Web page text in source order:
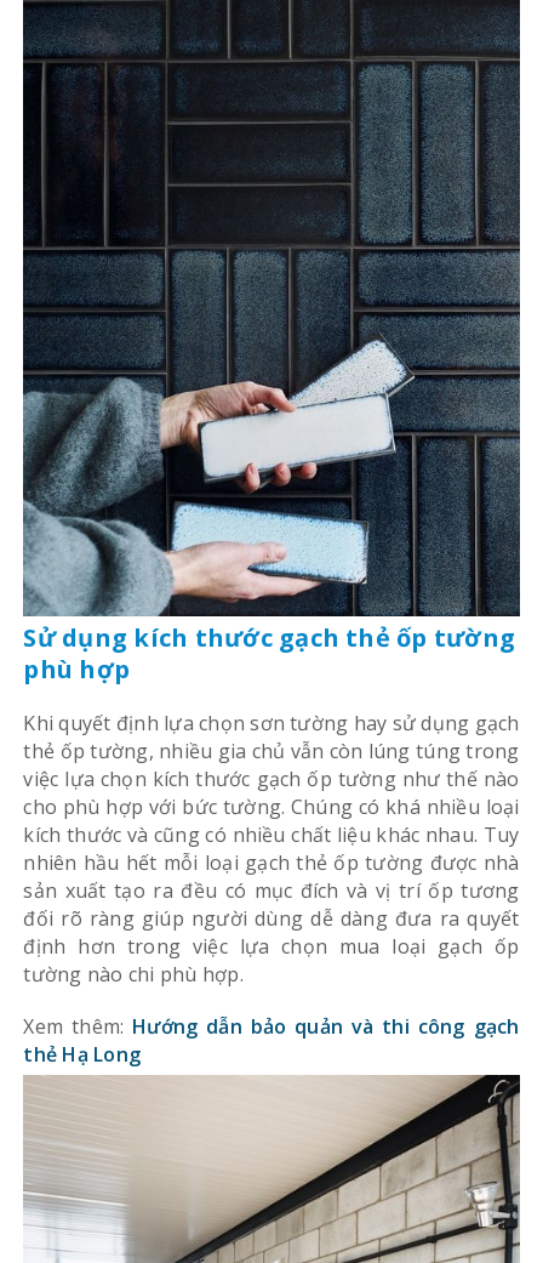
Sử dụng kích thước gạch thẻ ốp tường
phù hợp
Khi quyết định lựa chọn sơn tường hay sử dụng gạch
thẻ ốp tường, nhiều gia chủ vẫn còn lúng túng trong
việc lựa chọn kích thước gạch ốp tường như thế nào
cho phù hợp với bức tường. Chúng có khá nhiều loại
kích thước và cũng có nhiều chất liệu khác nhau. Tuy
nhiên hầu hết mỗi loại gạch thẻ ốp tường được nhà
sản xuất tạo ra đều có mục đích và vị trí ốp tương
đối rõ ràng giúp người dùng dễ dàng đưa ra quyết
định hơn trong việc lựa chọn mua loại gạch ốp
tường nào chi phù hợp.
Xem thêm: Hướng dẫn bảo quản và thi công gạch
thẻ Hạ Long